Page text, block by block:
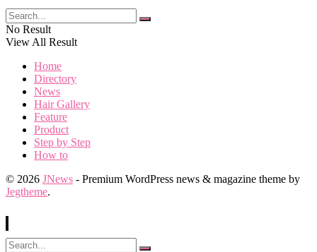
No Result
View All Result
Home
Directory
News
Hair Gallery
Feature
Product
Step by Step
How to
© 2026 JNews - Premium WordPress news & magazine theme by
Jegtheme.